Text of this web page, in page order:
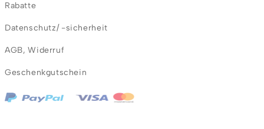
Rabatte
Datenschutz/ -sicherheit
AGB,Widerruf
Geschenkgutschein